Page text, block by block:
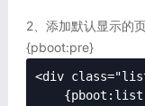
2、添加默认显示的
{pboot:pre}
<div
{pboot:list